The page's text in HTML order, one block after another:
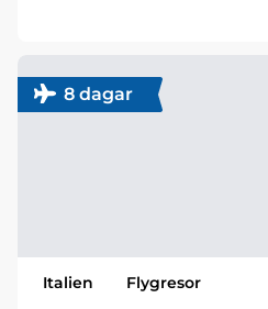
8 dagar
Italien Flygresor